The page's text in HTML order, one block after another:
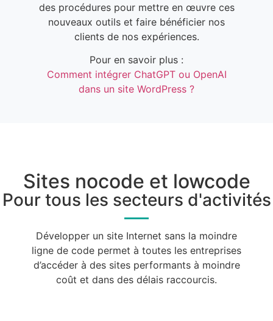
des procédures pour mettre en œuvre ces
nouveaux outils et faire bénéficier nos
clients de nos expériences.
Pour en savoir plus :
Comment intégrer ChatGPT ou OpenAI
dans un site WordPress ?
Sites nocode et lowcode
Pour tous les secteurs d'activités
Développer un site Internet sans la moindre
ligne de code permet à toutes les entreprises
d’accéder à des sites performants à moindre
coût et dans des délais raccourcis.